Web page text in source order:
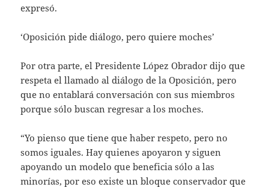
expresó.
‘Oposición pide diálogo, pero quiere moches’
Por otra parte, el Presidente López Obrador dijo que
respeta el llamado al diálogo de la Oposición, pero
que no entablará conversación con sus miembros
porque sólo buscan regresar a los moches.
“Yo pienso que tiene que haber respeto, pero no
somos iguales. Hay quienes apoyaron y siguen
apoyando un modelo que beneficia sólo a las
minorías, por eso existe un bloque conservador que